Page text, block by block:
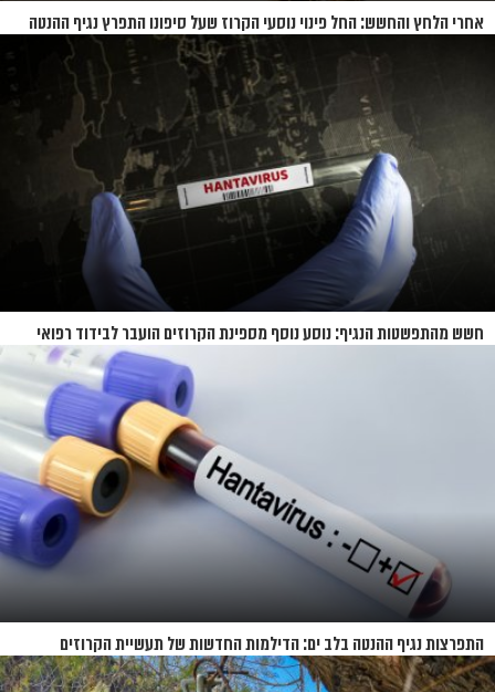
אחרי הלחץ והחשש: החל פינוי נוסעי הקרוז שעל סיפונו התפרץ נגיף ההנטה
חשש מהתפשטות הנגיף: נוסע נוסף מספינת הקרוזים הועבר לבידוד רפואי
התפרצות נגיף ההנטה בלב ים: הדילמות החדשות של תעשיית הקרוזים